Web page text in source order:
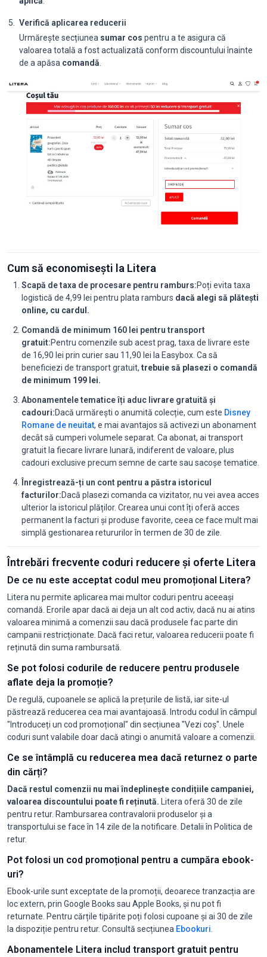
Verifică aplicarea reducerii
Urmărește secțiunea sumar cos pentru a te asigura că
valoarea totală a fost actualizată conform discountului înainte
de a apăsa comandă
Cum să economisești la Litera
Scapă de taxa de procesare pentru ramburs:Poți evita taxa
logistică de 4,99 lei pentru plata ramburs dacă alegi să plătești
online, cu cardul.
Comandă de minimum 160 lei pentru transport
gratuit:Pentru comenzile sub acest prag, taxa de livrare este
de 16,90 lei prin curier sau 11,90 lei la Easybox. Ca să
beneficiezi de transport gratuit, trebuie să plasezi o comandă
de minimum 199 lei.
Abonamentele tematice îți aduc livrare gratuită și
cadouri:Dacă urmărești o anumită colecție, cum este Disney
Romane de neuitat, e mai avantajos să activezi un abonament
decât să cumperi volumele separat. Ca abonat, ai transport
gratuit la fiecare livrare lunară, indiferent de valoare, plus
cadouri exclusive precum semne de carte sau sacoșe tematice.
Înregistrează-ți un cont pentru a păstra istoricul
facturilor:Dacă plasezi comanda ca vizitator, nu vei avea acces
ulterior la istoricul plăților. Crearea unui cont îți oferă acces
permanent la facturi și produse favorite, ceea ce face mult mai
simplă gestionarea retururilor în termen de 30 de zile.
Întrebări frecvente coduri reducere și oferte Litera
De ce nu este acceptat codul meu promoțional Litera?
Litera nu permite aplicarea mai multor coduri pentru aceeași
comandă. Erorile apar dacă ai deja un alt cod activ, dacă nu ai atins
valoarea minimă a comenzii sau dacă produsele fac parte din
campanii restricționate. Dacă faci retur, valoarea reducerii poate fi
reținută din suma rambursată.
Se pot folosi codurile de reducere pentru produsele
aflate deja la promoție?
De regulă, cupoanele se aplică la prețurile de listă, iar site-ul
păstrează reducerea cea mai avantajoasă. Introdu codul în câmpul
"Introduceți un cod promoțional" din secțiunea "Vezi coș". Unele
coduri sunt valabile doar dacă atingi o anumită valoare a comenzii.
Ce se întâmplă cu reducerea mea dacă returnez o parte
din cărți?
Dacă restul comenzii nu mai îndeplinește condițiile campaniei,
valoarea discountului poate fi reținută. Litera oferă 30 de zile
pentru retur. Rambursarea contravalorii produselor și a
transportului se face în 14 zile de la notificare. Detalii în Politica de
retur.
Pot folosi un cod promoțional pentru a cumpăra ebook-
uri?
Ebook-urile sunt exceptate de la promoții, deoarece tranzacția are
loc extern, prin Google Books sau Apple Books, și nu pot fi
returnate. Pentru cărțile tipărite poți folosi cupoane și ai 30 de zile
la dispoziție pentru retur. Consultă secțiunea Ebookuri
Abonamentele Litera includ transport gratuit pentru